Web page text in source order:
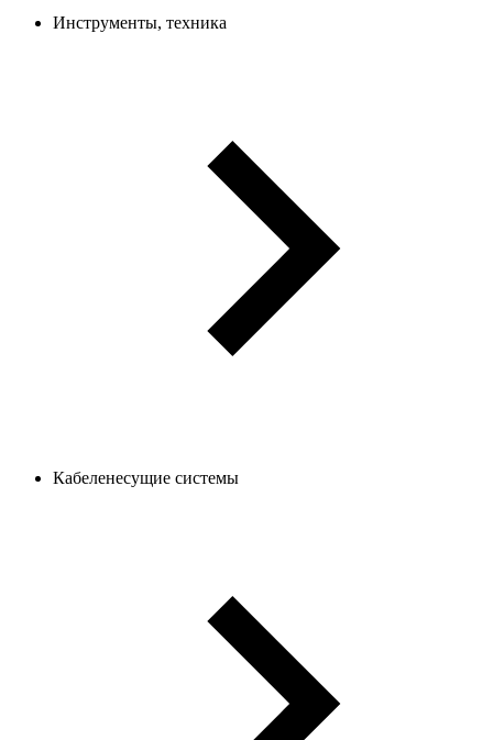
Инструменты, техника
Кабеленесущие системы